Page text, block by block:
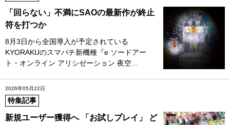
「回らない」不満にSAOの最新作が終止
符を打つか
8月3日から全国導入が予定されている
KYORAKUのスマパチ新機種『e ソードアー
ト・オンライン アリシゼーション 夜空…
2026年05月22日
特集記事
新規ユーザー獲得へ 「お試しプレイ」 ど